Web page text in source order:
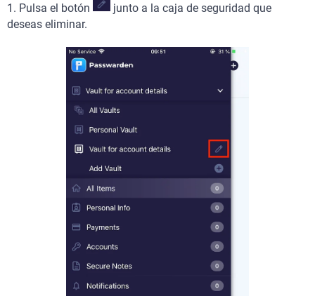
1. Pulsa el botón
junto a la caja de seguridad que
deseas eliminar.